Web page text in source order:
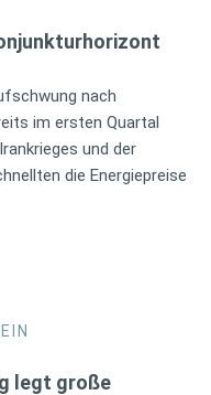
nach
im ersten Quartal
und der
die Energiepreise
legt große